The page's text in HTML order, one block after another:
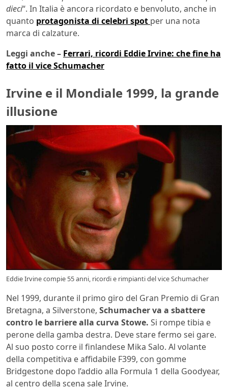
dieci“. In Italia è ancora ricordato e benvoluto, anche in
quanto protagonista di celebri spot per una nota
marca di calzature.
Leggi anche – Ferrari, ricordi Eddie Irvine: che fine ha
fatto il vice Schumacher
Irvine e il Mondiale 1999, la grande
illusione
Eddie Irvine compie 55 anni, ricordi e rimpianti del vice Schumacher
Nel 1999, durante il primo giro del Gran Premio di Gran
Bretagna, a Silverstone, Schumacher va a sbattere
contro le barriere alla curva Stowe. Si rompe tibia e
perone della gamba destra. Deve stare fermo sei gare.
Al suo posto corre il finlandese Mika Salo. Al volante
della competitiva e affidabile F399, con gomme
Bridgestone dopo l’addio alla Formula 1 della Goodyear,
al centro della scena sale Irvine.